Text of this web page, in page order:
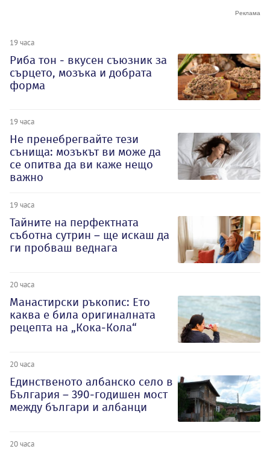
19 часа
Риба тон - вкусен съюзник за
сърцето, мозъка и добрата
форма
19 часа
Не пренебрегвайте тези
сънища: мозъкът ви може да
се опитва да ви каже нещо
важно
19 часа
Тайните на перфектната
съботна сутрин – ще искаш да
ги пробваш веднага
20 часа
Манастирски ръкопис: Ето
каква е била оригиналната
рецепта на „Кока-Кола“
20 часа
Единственото албанско село в
България – 390-годишен мост
между българи и албанци
20 часа